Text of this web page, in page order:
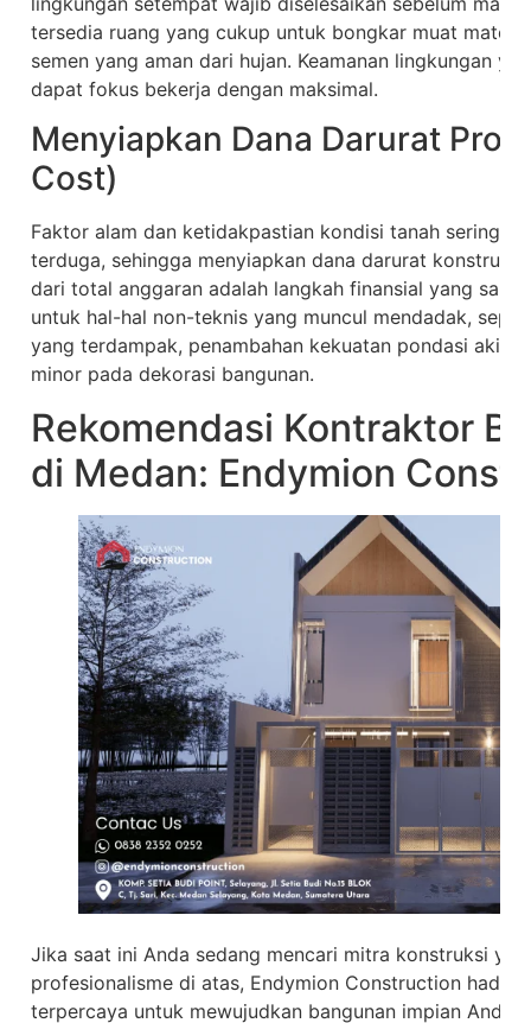
tersedia ruang yang cukup untuk bongkar muat
semen yang aman dari hujan. Keamanan lingkungan
dapat fokus bekerja dengan maksimal.
Menyiapkan Dana Darurat
Cost)
Faktor alam dan ketidakpastian kondisi tanah
terduga, sehingga menyiapkan dana darurat
dari total anggaran adalah langkah finansial yang
untuk hal-hal non-teknis yang muncul mendadak,
yang terdampak, penambahan kekuatan pondasi
minor pada dekorasi bangunan.
Rekomendasi Kontraktor
di Medan: Endymion
Jika saat ini Anda sedang mencari mitra konstruksi
profesionalisme di atas, Endymion Construction hadir
terpercaya untuk mewujudkan bangunan impian Anda